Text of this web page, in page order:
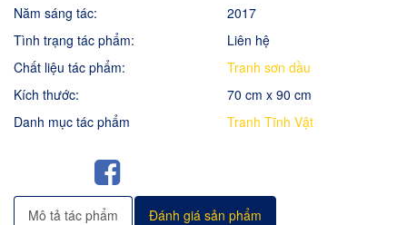
Năm sáng tác:
2017
Tình trạng tác phẩm:
Liên hệ
Chất liệu tác phẩm:
Tranh sơn dầu
Kích thước:
70 cm x 90 cm
Danh mục tác phẩm
Tranh Tĩnh Vật
Mô tả tác phẩm Đánh giá sản phẩm